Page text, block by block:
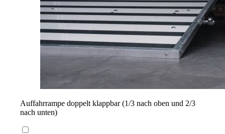
Auffahrrampe doppelt klappbar (1/3 nach oben und 2/3
nach unten)